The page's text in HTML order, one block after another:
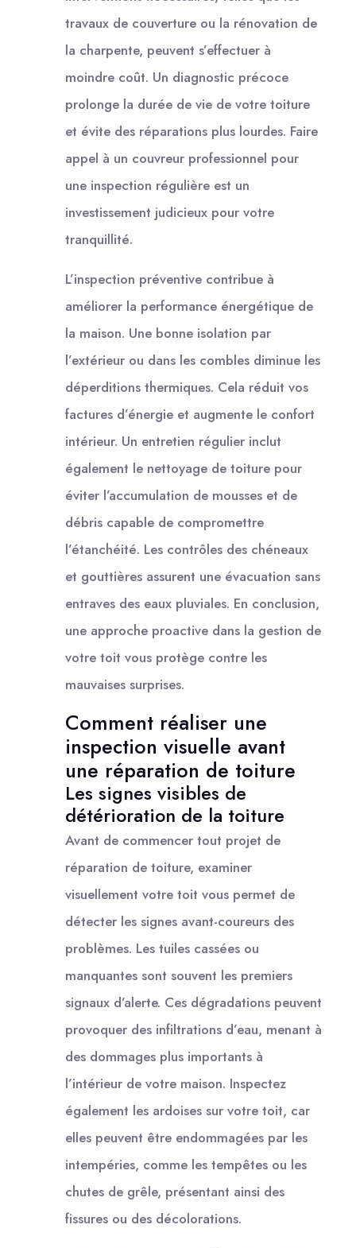
travaux de couverture ou la rénovation de
la charpente, peuvent s’effectuer à
moindre coût. Un diagnostic précoce
prolonge la durée de vie de votre toiture
et évite des réparations plus lourdes. Faire
appel à un couvreur professionnel pour
une inspection régulière est un
investissement judicieux pour votre
tranquillité.
L’inspection préventive contribue à
améliorer la performance énergétique de
la maison. Une bonne isolation par
l’extérieur ou dans les combles diminue les
déperditions thermiques. Cela réduit vos
factures d’énergie et augmente le confort
intérieur. Un entretien régulier inclut
également le nettoyage de toiture pour
éviter l’accumulation de mousses et de
débris capable de compromettre
l’étanchéité. Les contrôles des chéneaux
et gouttières assurent une évacuation sans
entraves des eaux pluviales. En conclusion,
une approche proactive dans la gestion de
votre toit vous protège contre les
mauvaises surprises.
Comment réaliser une
inspection visuelle avant
une réparation de toiture
Les signes visibles de
détérioration de la toiture
Avant de commencer tout projet de
réparation de toiture, examiner
visuellement votre toit vous permet de
détecter les signes avant-coureurs des
problèmes. Les tuiles cassées ou
manquantes sont souvent les premiers
signaux d’alerte. Ces dégradations peuvent
provoquer des infiltrations d’eau, menant à
des dommages plus importants à
l’intérieur de votre maison. Inspectez
également les ardoises sur votre toit, car
elles peuvent être endommagées par les
intempéries, comme les tempêtes ou les
chutes de grêle, présentant ainsi des
fissures ou des décolorations.